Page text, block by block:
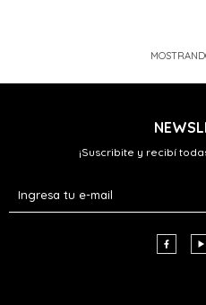
¡Suscribite y recibí
 